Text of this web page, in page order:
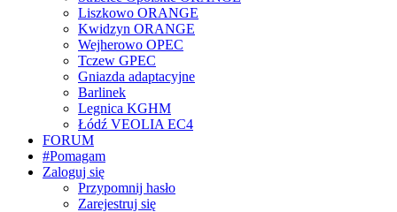
Liszkowo ORANGE
Kwidzyn ORANGE
Wejherowo OPEC
Tczew GPEC
Gniazda adaptacyjne
Barlinek
Legnica KGHM
Łódź VEOLIA EC4
FORUM
#Pomagam
Zaloguj się
Przypomnij hasło
Zarejestruj się